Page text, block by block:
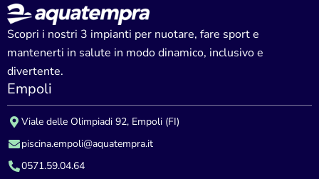
Scopri i nostri 3 impianti per nuotare, fare sport e
mantenerti in salute in modo dinamico, inclusivo e
divertente.
Empoli
Viale delle Olimpiadi 92, Empoli (FI)
piscina.empoli@aquatempra.it
0571.59.04.64